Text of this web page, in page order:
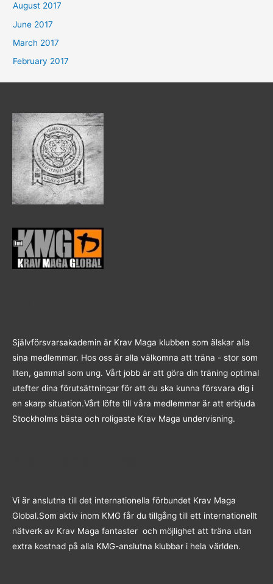
August 2017
June 2017
March 2017
February 2017
Självförsvarsakademin är Krav Maga klubben som älskar alla
sina medlemmar. Hos oss är alla välkomna att träna - stor som
liten, gammal som ung. Vårt jobb är att göra din träning optimal
utefter dina förutsättningar för att du ska kunna försvara dig i
en skarp situation.Vårt löfte till våra medlemmar är att erbjuda
Stockholms bästa och roligaste Krav Maga undervisning.
Vi är anslutna till det internationella förbundet Krav Maga
Global.Som aktiv inom KMG får du tillgång till ett internationellt
nätverk av Krav Maga fantaster och möjlighet att träna utan
extra kostnad på alla KMG-anslutna klubbar i hela världen.